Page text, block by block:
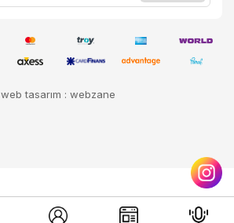
web tasarım : webzane